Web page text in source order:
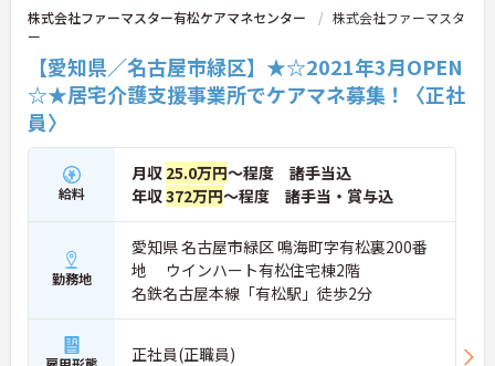
株式会社ファーマスター有松ケアマネセンター
株式会社ファーマスタ
ー
【愛知県／名古屋市緑区】★☆2021年3月OPEN
☆★居宅介護支援事業所でケアマネ募集！〈正社
員〉
給料
月収 25.0万円～程度 諸手当込
年収372万円～程度 諸手当・賞与込
勤務地
愛知県 名古屋市緑区 鳴海町字有松裏200番
地 ウインハート有松住宅棟2階
名鉄名古屋本線「有松駅」徒歩2分
正社員(正職員)